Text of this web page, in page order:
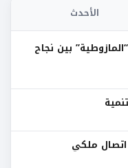
الأحدث
بين نجاح
اتصال ملكي